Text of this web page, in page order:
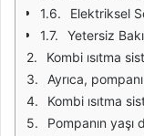
Elektriksel
Yetersiz
Kombi ısıtma sistemi pompasının aşırı çalışmasının bir diğer nedeni, sistemdeki hava kilitleridir. Hava kilitleri,
Ayrıca, pompanın aşırı çalışmasının bir diğer nedeni, sistemdeki su seviyesinin düşük olmasıdır. Su
Kombi ısıtma sisteminin yanlış boyutlandırılması da aşırı pompa çalışmasına sebep olabilir. Eğer pompa,
Pompanın yaşı da aşırı çalışmanın bir diğer faktörüdür. Eski pompalar, genellikle verimliliklerini yitirir